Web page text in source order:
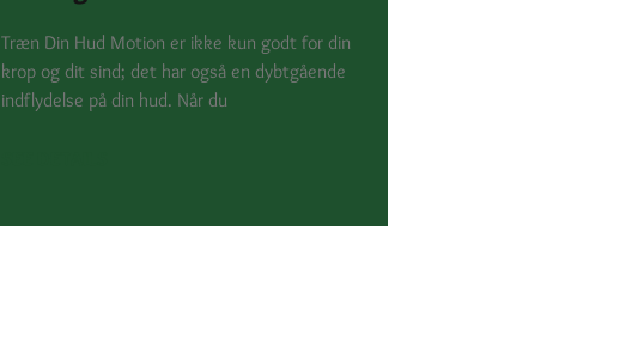
Træn Din Hud Motion er ikke kun godt for din
krop og dit sind; det har også en dybtgående
indflydelse på din hud. Når du